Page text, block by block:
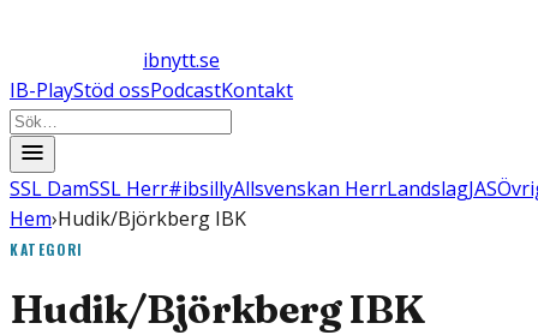
ibnytt.se
IB-PlayStöd ossPodcastKontakt
SSL DamSSL Herr#ibsillyAllsvenskan HerrLandslagJAS
Hem›Hudik/Björkberg IBK
KATEGORI
Hudik/Björkberg IBK